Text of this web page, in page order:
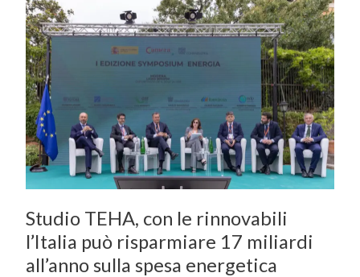
Studio TEHA, con le rinnovabili
l’Italia può risparmiare 17 miliardi
all’anno sulla spesa energetica
TEHA,
con
le
rinnovabili
l’Italia
può
risparmiare
17
miliardi
spesa
energetica